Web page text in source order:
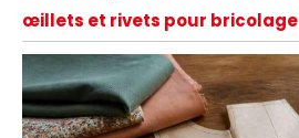
œillets et rivets pour bricolage